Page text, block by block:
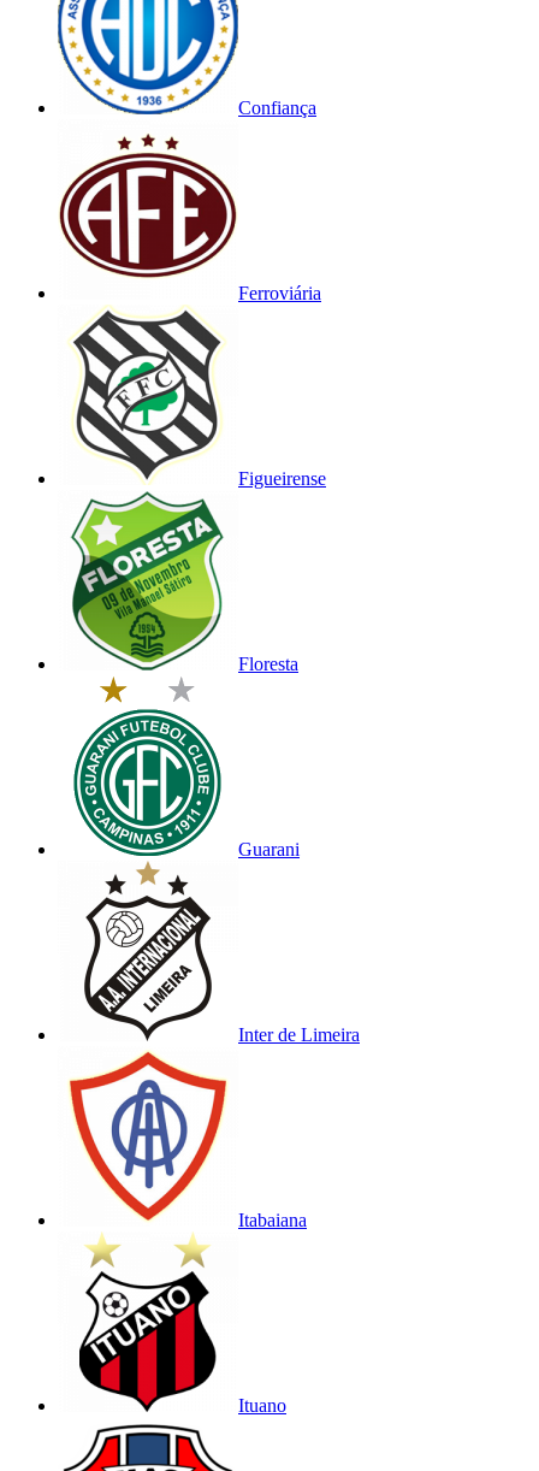
Confiança
Ferroviária
Figueirense
Floresta
Guarani
Inter de Limeira
Itabaiana
Ituano